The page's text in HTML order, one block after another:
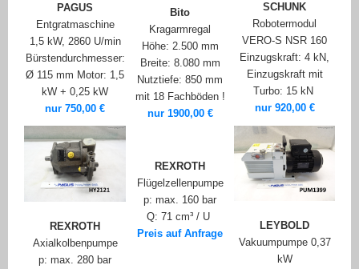
PAGUS
Entgratmaschine
1,5 kW, 2860 U/min
Bürstendurchmesser:
Ø 115 mm Motor: 1,5
kW + 0,25 kW
nur 750,00 €
Bito
Kragarmregal
Höhe: 2.500 mm
Breite: 8.080 mm
Nutztiefe: 850 mm
mit 18 Fachböden !
nur 1900,00 €
SCHUNK
Robotermodul
VERO-S NSR 160
Einzugskraft: 4 kN,
Einzugskraft mit
Turbo: 15 kN
nur 920,00 €
REXROTH
Axialkolbenpumpe
p: max. 280 bar
REXROTH
Flügelzellenpumpe
p: max. 160 bar
Q: 71 cm³ / U
Preis auf Anfrage
LEYBOLD
Vakuumpumpe 0,37
kW